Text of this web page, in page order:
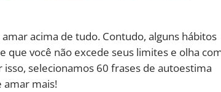
acima de tudo. Contudo, alguns hábitos
você não excede seus limites e olha
selecionamos 60 frases de autoestima
amar mais!